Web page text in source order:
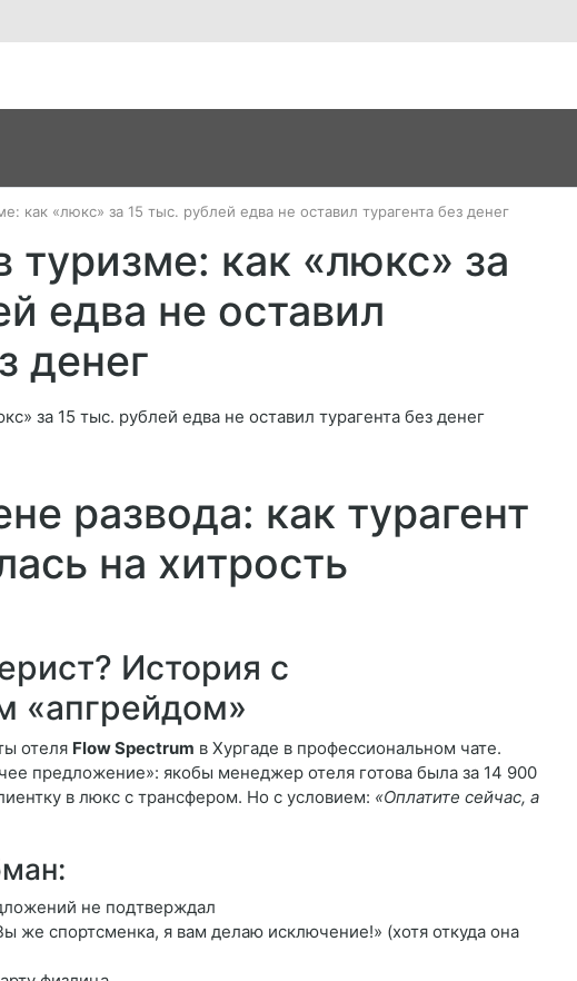
как «люкс» за 15 тыс. рублей едва не оставил турагента без денег
как «люкс» за
едва не оставил
денег
развода: как турагент
на хитрость
История с
«апгрейдом»
отеля Flow Spectrum в Хургаде в профессиональном чате.
предложение»: якобы менеджер отеля готова была за 14 900
в люкс с трансфером. Но с условием: «Оплатите сейчас, а
не подтверждал
же спортсменка, я вам делаю исключение!» (хотя откуда она